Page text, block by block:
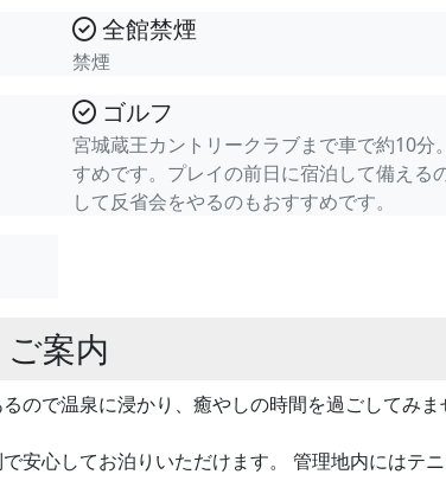
全館禁煙
禁煙
ゴルフ
宮城蔵王カントリークラブまで車で約10分
すめです。プレイの前日に宿泊して備える
して反省会をやるのもおすすめです。
ご案内
ので温泉に浸かり、癒やしの時間を過ごしてみま
安心してお泊りいただけます。 管理地内にはテ